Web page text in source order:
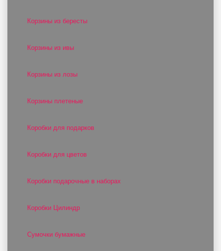
Корзины из бересты
Корзины из ивы
Корзины из лозы
Корзины плетеные
Коробки для подарков
Коробки для цветов
Коробки подарочные в наборах
Коробки Цилиндр
Сумочки бумажные